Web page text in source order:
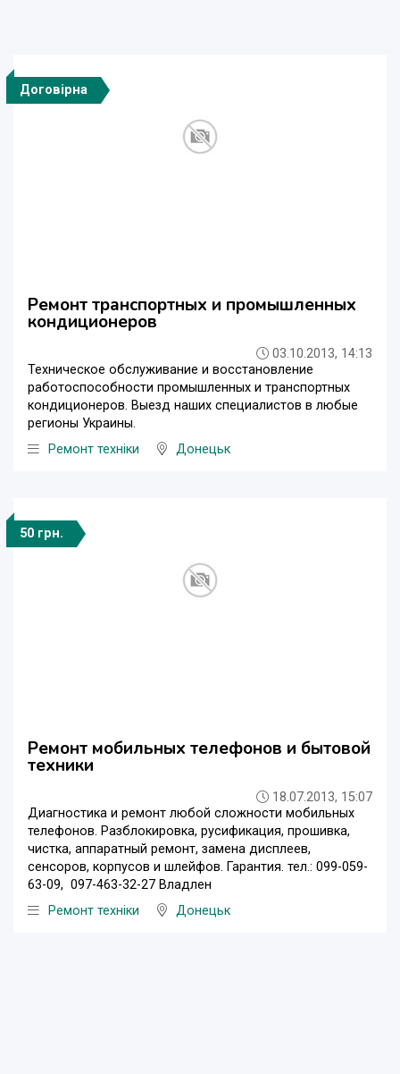
Договірна
Ремонт транспортных и промышленных
кондиционеров
03.10.2013, 14:13
Техническое обслуживание и восстановление
работоспособности промышленных и транспортных
кондиционеров. Выезд наших специалистов в любые
регионы Украины.
Ремонт техніки
Донецьк
50 грн.
Ремонт мобильных телефонов и бытовой
техники
18.07.2013, 15:07
Диагностика и ремонт любой сложности мобильных
телефонов. Разблокировка, русификация, прошивка,
чистка, аппаратный ремонт, замена дисплеев,
сенсоров, корпусов и шлейфов. Гарантия. тел.: 099-059-
63-09, 097-463-32-27 Владлен
Ремонт техніки
Донецьк